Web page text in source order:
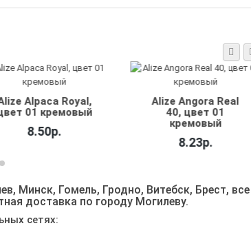
Alpaca Royal,
01 кремовый
8.50р.
Alize Angora Real
40, цвет 01
кремовый
8.23р.
Минск, Гомель, Гродно, Витебск, Брест, все
доставка по городу Могилеву.
сетях: